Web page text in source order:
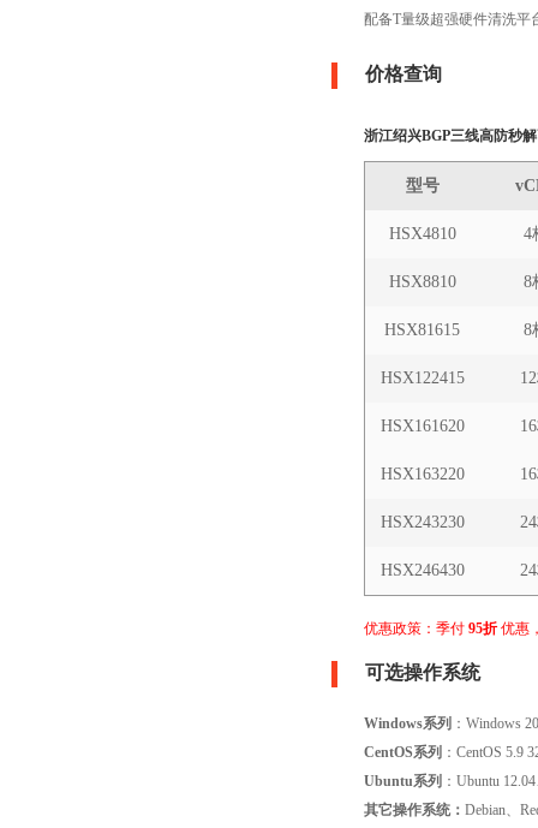
配备T量级超强硬件清洗平
价格查询
浙江绍兴BGP三线高防秒
型号
HSX4810 4
HSX8810 8
HSX81615 8
HSX122415
HSX161620
HSX163220
HSX243230
HSX246430
优惠政策：季付 95折优惠
可选操作系统
Windows系列 ：Windows
CentOS系列 ：CentOS 5.9
Ubuntu系列 ：Ubuntu
其它操作系统： Debian、